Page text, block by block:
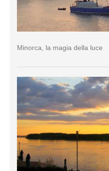
Minorca, la magia della luce